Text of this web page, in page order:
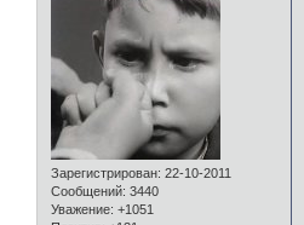
Зарегистрирован: 22-10-2011
Сообщений: 3440
Уважение: +1051